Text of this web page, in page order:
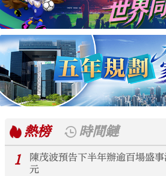
熱榜
時間鏈
1
陳茂波預告下半年辦逾百場盛
元